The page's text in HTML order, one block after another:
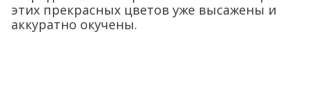
этих прекрасных цветов уже высажены и
аккуратно окучены.